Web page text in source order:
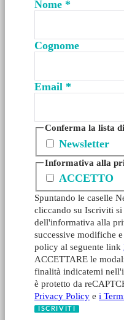
Nome *
Cognome
Email *
Conferma la lista
Newsletter
Informativa alla
ACCETTO
Spuntando le caselle
cliccando su Iscriviti
dell'informativa alla
successive modifiche
policy al seguente link
ACCETTARE le
finalità indicatemi
è protetto da
Privacy Policy e i